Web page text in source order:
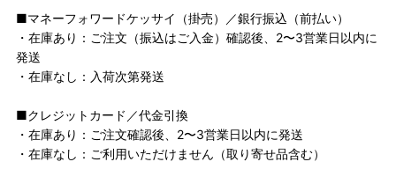
■マネーフォワードケッサイ（掛売）／銀行振込（前払い）
・在庫あり：ご注文（振込はご入金）確認後、2〜3営業日以内に
発送
・在庫なし：入荷次第発送
■クレジットカード／代金引換
・在庫あり：ご注文確認後、2〜3営業日以内に発送
・在庫なし：ご利用いただけません（取り寄せ品含む）